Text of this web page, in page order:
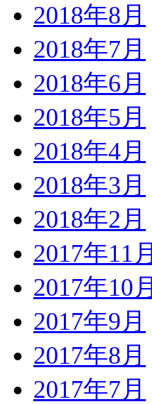
2018年8月
2018年7月
2018年6月
2018年5月
2018年4月
2018年3月
2018年2月
2017年11月
2017年10月
2017年9月
2017年8月
2017年7月